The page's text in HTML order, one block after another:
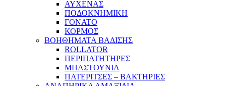
ΑΥΧΕΝΑΣ
ΠΟΔΟΚΝΗΜΙΚΗ
ΓΟΝΑΤΟ
ΚΟΡΜΟΣ
ΒΟΗΘΗΜΑΤΑ ΒΑΔΙΣΗΣ
ROLLATOR
ΠΕΡΙΠΑΤΗΤΗΡΕΣ
ΜΠΑΣΤΟΥΝΙΑ
ΠΑΤΕΡΙΤΣΕΣ – ΒΑΚΤΗΡΙΕΣ